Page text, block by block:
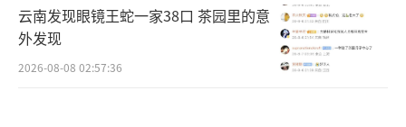
云南发现眼镜王蛇一家38口 茶园里的意
外发现
2026-08-08 02:57:36